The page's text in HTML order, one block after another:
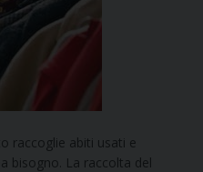
raccoglie abiti usati e
bisogno. La raccolta del